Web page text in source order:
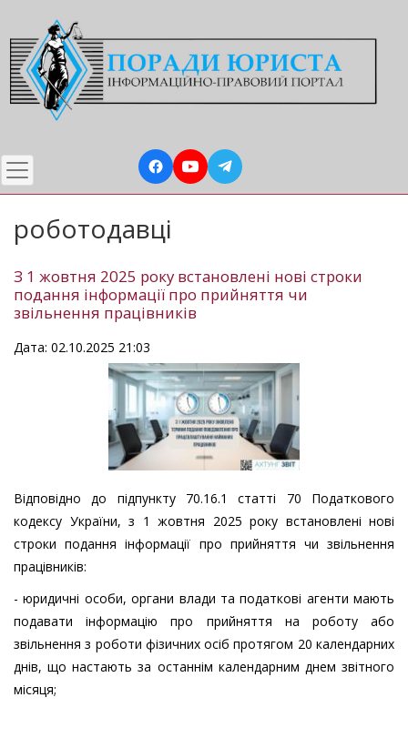
до
основного
вмісту
роботодавці
З 1 жовтня 2025 року встановлені нові строки
подання інформації про прийняття чи
звільнення працівників
Дата: 02.10.2025 21:03
Відповідно до підпункту 70.16.1 статті 70 Податкового
кодексу України, з 1 жовтня 2025 року встановлені нові
строки подання інформації про прийняття чи звільнення
працівників:
- юридичні особи, органи влади та податкові агенти мають
подавати інформацію про прийняття на роботу або
звільнення з роботи фізичних осіб протягом 20 календарних
днів, що настають за останнім календарним днем звітного
місяця;